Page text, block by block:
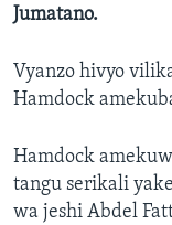
Jumatano.
Vyanzo hivyo
Hamdock
Hamdock
tangu serikali
wa jeshi Abdel